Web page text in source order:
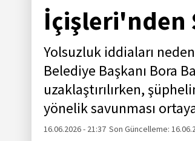
İçişleri'nden
Yolsuzluk iddiaları
Belediye Başkanı Bora
uzaklaştırılırken,
yönelik savunması
16.06.2026 - 21:37 Son Güncelleme: